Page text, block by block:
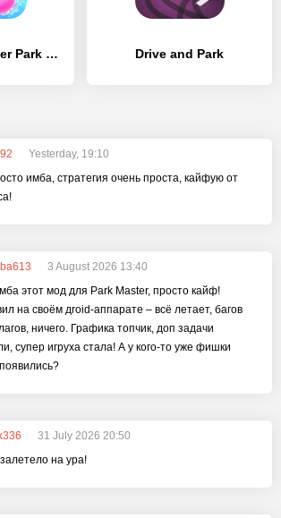
Uphill Rush Water Park Racing Drive and Park
Yesterday, 19:10
имба, стратегия очень проста, кайфую от
3 August 2026 13:40
этот мод для Park Master, просто кайф!
на своём дroid-аппарате – всё летает, багов
ничего. Графика топчик, доп задачи
супер игруха стала! А у кого-то уже фишки
31 July 2026 20:50
на ура!